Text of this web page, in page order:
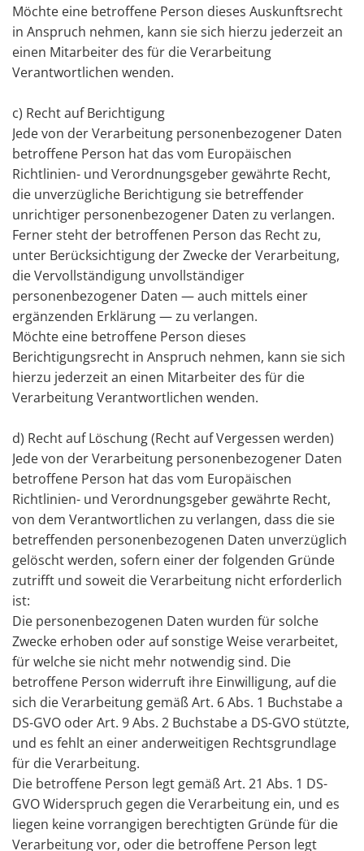
Möchte eine betroffene Person dieses Auskunftsrecht
in Anspruch nehmen, kann sie sich hierzu jederzeit an
einen Mitarbeiter des für die Verarbeitung
Verantwortlichen wenden.
c) Recht auf Berichtigung
Jede von der Verarbeitung personenbezogener Daten
betroffene Person hat das vom Europäischen
Richtlinien- und Verordnungsgeber gewährte Recht,
die unverzügliche Berichtigung sie betreffender
unrichtiger personenbezogener Daten zu verlangen.
Ferner steht der betroffenen Person das Recht zu,
unter Berücksichtigung der Zwecke der Verarbeitung,
die Vervollständigung unvollständiger
personenbezogener Daten — auch mittels einer
ergänzenden Erklärung — zu verlangen.
Möchte eine betroffene Person dieses
Berichtigungsrecht in Anspruch nehmen, kann sie sich
hierzu jederzeit an einen Mitarbeiter des für die
Verarbeitung Verantwortlichen wenden.
d) Recht auf Löschung (Recht auf Vergessen werden)
Jede von der Verarbeitung personenbezogener Daten
betroffene Person hat das vom Europäischen
Richtlinien- und Verordnungsgeber gewährte Recht,
von dem Verantwortlichen zu verlangen, dass die sie
betreffenden personenbezogenen Daten unverzüglich
gelöscht werden, sofern einer der folgenden Gründe
zutrifft und soweit die Verarbeitung nicht erforderlich
ist:
Die personenbezogenen Daten wurden für solche
Zwecke erhoben oder auf sonstige Weise verarbeitet,
für welche sie nicht mehr notwendig sind. Die
betroffene Person widerruft ihre Einwilligung, auf die
sich die Verarbeitung gemäß Art. 6 Abs. 1 Buchstabe a
DS-GVO oder Art. 9 Abs. 2 Buchstabe a DS-GVO stützte,
und es fehlt an einer anderweitigen Rechtsgrundlage
für die Verarbeitung.
Die betroffene Person legt gemäß Art. 21 Abs. 1 DS-
GVO Widerspruch gegen die Verarbeitung ein, und es
liegen keine vorrangigen berechtigten Gründe für die
Verarbeitung vor, oder die betroffene Person legt